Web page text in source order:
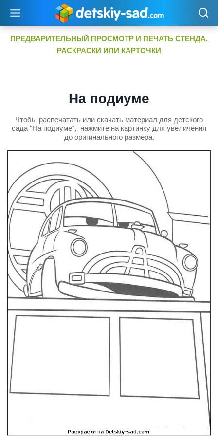
содержимому
ПРЕДВАРИТЕЛЬНЫЙ ПРОСМОТР И ПЕЧАТЬ СТЕНДА,
РАСКРАСКИ ИЛИ КАРТОЧКИ
На подиуме
Чтобы распечатать или скачать материал для детского
сада "На подиуме", нажмите на картинку для увеличения
до оригинального размера.